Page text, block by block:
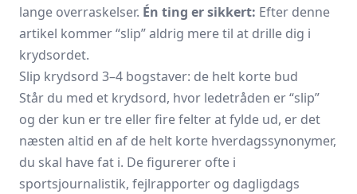
lange overraskelser. Én ting er sikkert: Efter denne
artikel kommer “slip” aldrig mere til at drille dig i
krydsordet.
Slip krydsord 3–4 bogstaver: de helt korte bud
Står du med et krydsord, hvor ledetråden er “slip”
og der kun er tre eller fire felter at fylde ud, er det
næsten altid en af de helt korte hverdagssynonymer,
du skal have fat i. De figurerer ofte i
sportsjournalistik, fejlrapporter og dagligdags